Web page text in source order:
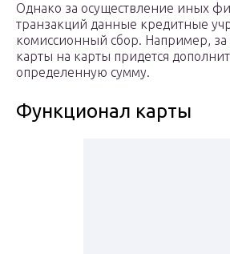
Однако за осуществление иных
транзакций данные кредитные
комиссионный сбор. Например, за
карты на карты придется
определенную сумму.
Функционал карты